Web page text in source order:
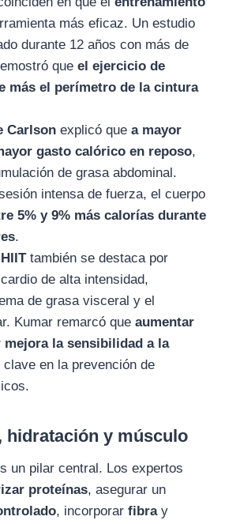
más eficaz. Un estudio
durante 12 años con más de
que el ejercicio de
más el perímetro de la cintura
Carlson explicó que a mayor
gasto calórico en reposo,
de grasa abdominal.
intensa de fuerza, el cuerpo
5% y 9% más calorías durante
.
también se destaca por
de alta intensidad,
de grasa visceral y el
Kumar remarcó que aumentar
mejora la sensibilidad a la
en la prevención de
hidratación y músculo
un pilar central. Los expertos
proteínas, asegurar un
, incorporar fibray